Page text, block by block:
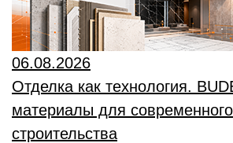
06.08.2026
Отделка как технология.
материалы для современного
строительства